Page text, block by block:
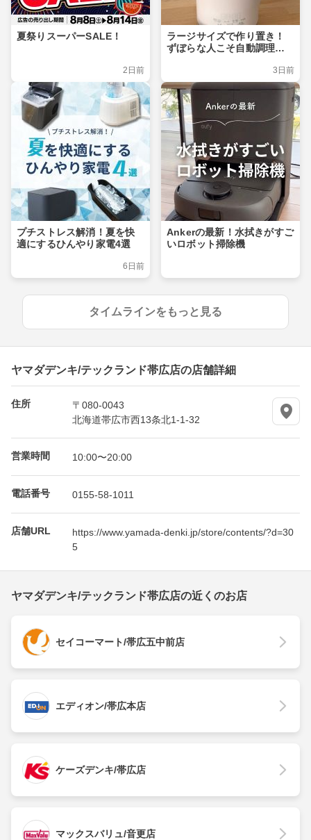
夏祭りスーパーSALE！
2日前
ラージサイズで作り置き！
ずぼらな人こそ自動調理ポ
3日前
プチストレス解消！夏を快
適にするひんやり家電4選
6日前
Ankerの最新！水拭きがすご
いロボット掃除機
タイムラインをもっと見る
ヤマダデンキ/テックランド帯広店の店舗詳細
住所
〒080-0043
北海道帯広市西13条北1-1-32
営業時間 10:00〜20:00
電話番号 0155-58-1011
店舗URL
https://www.yamada-denki.jp/store/contents/?d=30
5
ヤマダデンキ/テックランド帯広店の近くのお店
セイコーマート/帯広五中前店
エディオン/帯広本店
ケーズデンキ/帯広店
マックスバリュ/音更店